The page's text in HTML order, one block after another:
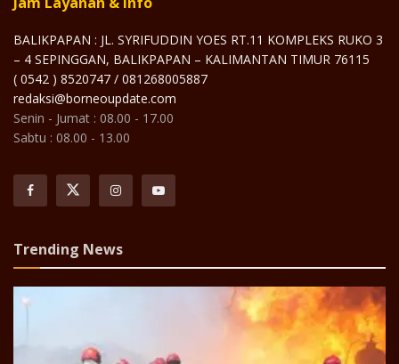
BALIKPAPAN : JL. SYRIFUDDIN YOES RT.11 KOMPLEKS RUKO 3
– 4 SEPINGGAN, BALIKPAPAN – KALIMANTAN TIMUR 76115
( 0542 ) 8520747 / 081268005887
redaksi@borneoupdate.com
Senin - Jumat : 08.00 - 17.00
Sabtu : 08.00 - 13.00
Trending News